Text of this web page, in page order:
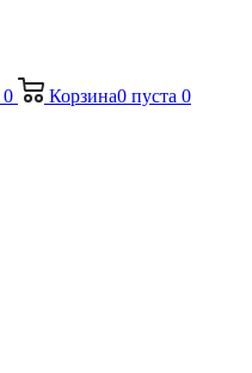
0 Корзина0 пуста 0